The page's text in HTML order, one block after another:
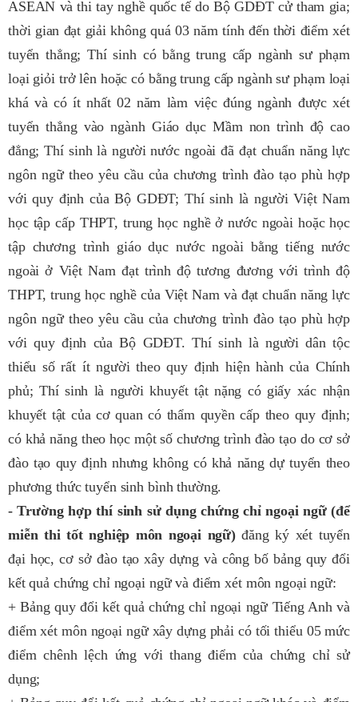
ASEAN và thi tay nghề quốc tế do Bộ GDĐT cử tham gia;
thời gian đạt giải không quá 03 năm tính đến thời điểm xét
tuyển thẳng; Thí sinh có bằng trung cấp ngành sư phạm
loại giỏi trở lên hoặc có bằng trung cấp ngành sư phạm loại
khá và có ít nhất 02 năm làm việc đúng ngành được xét
tuyển thẳng vào ngành Giáo dục Mầm non trình độ cao
đẳng; Thí sinh là người nước ngoài đã đạt chuẩn năng lực
ngôn ngữ theo yêu cầu của chương trình đào tạo phù hợp
với quy định của Bộ GDĐT; Thí sinh là người Việt Nam
học tập cấp THPT, trung học nghề ở nước ngoài hoặc học
tập chương trình giáo dục nước ngoài bằng tiếng nước
ngoài ở Việt Nam đạt trình độ tương đương với trình độ
THPT, trung học nghề của Việt Nam và đạt chuẩn năng lực
ngôn ngữ theo yêu cầu của chương trình đào tạo phù hợp
với quy định của Bộ GDĐT. Thí sinh là người dân tộc
thiểu số rất ít người theo quy định hiện hành của Chính
phủ; Thí sinh là người khuyết tật nặng có giấy xác nhận
khuyết tật của cơ quan có thẩm quyền cấp theo quy định;
có khả năng theo học một số chương trình đào tạo do cơ sở
đào tạo quy định nhưng không có khả năng dự tuyển theo
phương thức tuyển sinh bình thường.
- Trường hợp thí sinh sử dụng chứng chỉ ngoại ngữ (để
miễn thi tốt nghiệp môn ngoại ngữ) đăng ký xét tuyển
đại học, cơ sở đào tạo xây dựng và công bố bảng quy đổi
kết quả chứng chỉ ngoại ngữ và điểm xét môn ngoại ngữ:
+ Bảng quy đổi kết quả chứng chỉ ngoại ngữ Tiếng Anh và
điểm xét môn ngoại ngữ xây dựng phải có tối thiểu 05 mức
điểm chênh lệch ứng với thang điểm của chứng chỉ sử
dụng;